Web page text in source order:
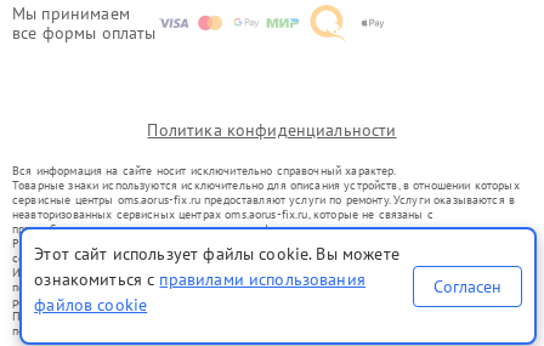
Мы принимаем
все формы оплаты
Политика конфиденциальности
Вся информация на сайте носит исключительно справочный характер.
Товарные знаки используются исключительно для описания устройств, в отношении которых
сервисные центры oms.aorus-fix.ru предоставляют услуги по ремонту. Услуги оказываются в
неавторизованных сервисных центрах oms.aorus-fix.ru, которые не связаны с
правообладателями товарных знаков или их официальными представителями.
Ремонт осуществляется для устройств, уже введенных в гражданский оборот в соответствии
со статьей 1487 ГК РФ.
Использование товарных знаков не преследует цели индивидуализации услуг или введения
потребителей в заблуждение, а служит для информирования о предоставляемых услугах по
ремонту техники указанных брендов.
Представленная на сайте информация не является публичной офертой, определяемой
положениями Статьи 437(2) Гражданского кодекса РФ
Этот сайт использует файлы cookie. Вы можете
ознакомиться с правилами использования
файлов cookie
Согласен